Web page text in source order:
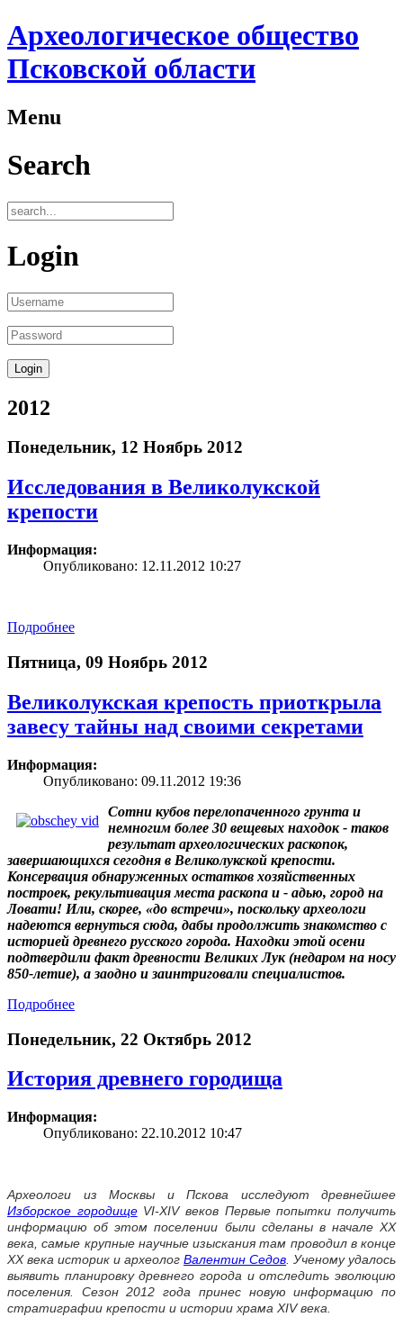
Археологическое общество
Псковской области
Menu
Search
Login
2012
Понедельник, 12 Ноябрь 2012
Исследования в Великолукской
крепости
Информация:
Опубликовано: 12.11.2012 10:27
Подробнее
Пятница, 09 Ноябрь 2012
Великолукская крепость приоткрыла
завесу тайны над своими секретами
Информация:
Опубликовано: 09.11.2012 19:36
Сотни кубов перелопаченного грунта и
немногим более 30 вещевых находок - таков
результат археологических раскопок,
завершающихся сегодня в Великолукской крепости.
Консервация обнаруженных остатков хозяйственных
построек, рекультивация места раскопа и - адью, город на
Ловати! Или, скорее, «до встречи», поскольку археологи
надеются вернуться сюда, дабы продолжить знакомство с
историей древнего русского города. Находки этой осени
подтвердили факт древности Великих Лук (недаром на носу
850-летие), а заодно и заинтриговали специалистов.
Подробнее
Понедельник, 22 Октябрь 2012
История древнего городища
Информация:
Опубликовано: 22.10.2012 10:47
Археологи из Москвы и Пскова исследуют древнейшее
Изборское городищеVI-XIV веков Первые попытки получить
информацию об этом поселении были сделаны в начале XX
века, самые крупные научные изыскания там проводил в конце
XX века историк и археолог Валентин Седов. Ученому удалось
выявить планировку древнего города и отследить эволюцию
поселения. Сезон 2012 года принес новую информацию по
стратиграфии крепости и истории храма XIV века.